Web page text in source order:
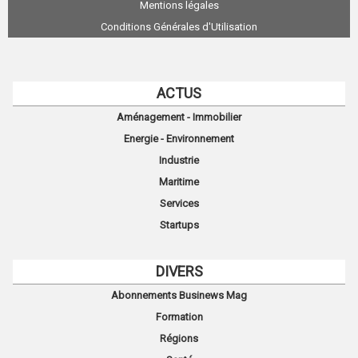
Mentions légales
Conditions Générales d'Utilisation
ACTUS
Aménagement - Immobilier
Energie - Environnement
Industrie
Maritime
Services
Startups
DIVERS
Abonnements Businews Mag
Formation
Régions